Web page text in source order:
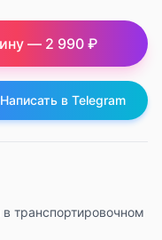
— 2 990 ₽
Написать в Telegram
транспортировочном